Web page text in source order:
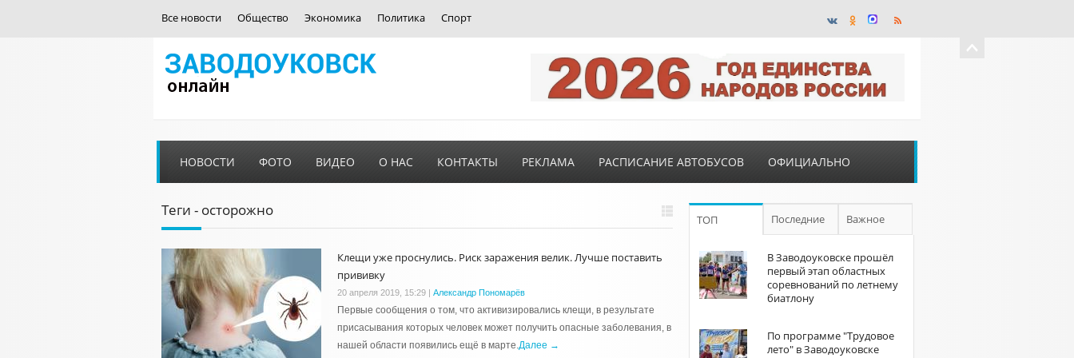
Все новости Общество Экономика Политика Спорт
НОВОСТИ ФОТО ВИДЕО О НАС КОНТАКТЫ РЕКЛАМА РАСПИСАНИЕ АВТОБУСОВ ОФИЦИАЛЬНО
Теги - осторожно
Клещи уже проснулись. Риск заражения велик. Лучше поставить
прививку
20 апреля 2019, 15:29 | Александр Пономарёв
Первые сообщения о том, что активизировались клещи, в результате
присасывания которых человек может получить опасные заболевания, в
нашей области появились ещё в марте.Далее →
ТОП Последние Важное
В Заводоуковске прошёл
первый этап областных
соревнований по летнему
биатлону
По программе "Трудовое
лето" в Заводоуковске